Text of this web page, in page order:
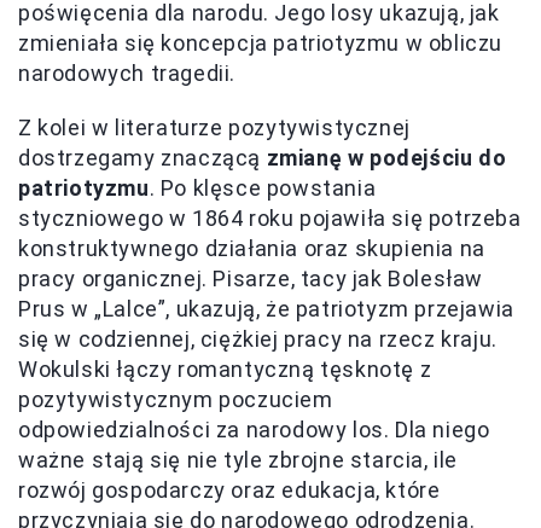
poświęcenia dla narodu. Jego losy ukazują, jak
zmieniała się koncepcja patriotyzmu w obliczu
narodowych tragedii.
Z kolei w literaturze pozytywistycznej
dostrzegamy znaczącą zmianę w podejściu do
patriotyzmu. Po klęsce powstania
styczniowego w 1864 roku pojawiła się potrzeba
konstruktywnego działania oraz skupienia na
pracy organicznej. Pisarze, tacy jak Bolesław
Prus w „Lalce”, ukazują, że patriotyzm przejawia
się w codziennej, ciężkiej pracy na rzecz kraju.
Wokulski łączy romantyczną tęsknotę z
pozytywistycznym poczuciem
odpowiedzialności za narodowy los. Dla niego
ważne stają się nie tyle zbrojne starcia, ile
rozwój gospodarczy oraz edukacja, które
przyczyniają się do narodowego odrodzenia.